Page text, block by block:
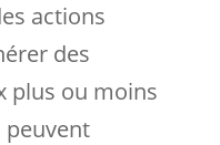
actions
des
plus ou moins
peuvent